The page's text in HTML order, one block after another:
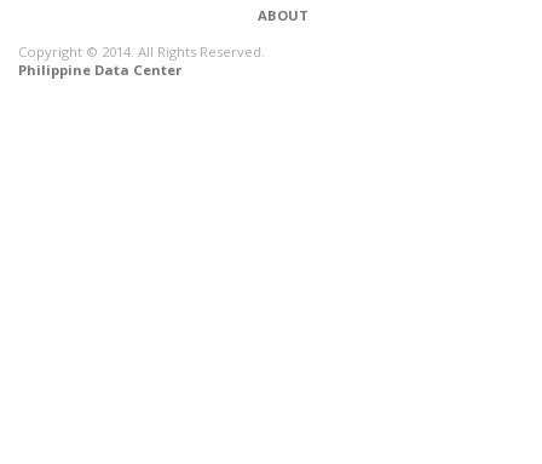
ABOUT
Copyright © 2014. All Rights Reserved.
Philippine Data Center